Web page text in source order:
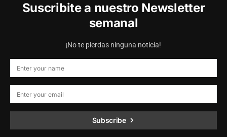
Suscribite a nuestro Newsletter
semanal
¡No te pierdas ninguna noticia!
Subscribe